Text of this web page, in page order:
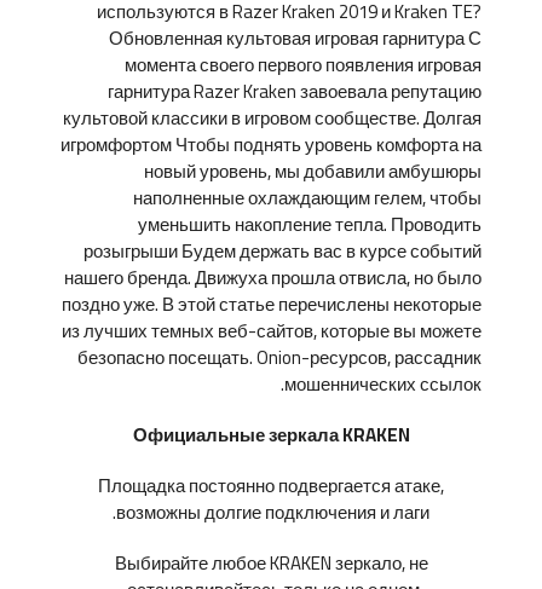
используются в Razer Kraken 2019 и Kraken TE?
Обновленная культовая игровая гарнитура С
момента своего первого появления игровая
гарнитура Razer Kraken завоевала репутацию
культовой классики в игровом сообществе. Долгая
игромфортом Чтобы поднять уровень комфорта на
новый уровень, мы добавили амбушюры
наполненные охлаждающим гелем, чтобы
уменьшить накопление тепла. Проводить
розыгрыши Будем держать вас в курсе событий
нашего бренда. Движуха прошла отвисла, но было
поздно уже. В этой статье перечислены некоторые
из лучших темных веб-сайтов, которые вы можете
безопасно посещать. Onion-ресурсов, рассадник
мошеннических ссылок.
Официальные зеркала KRAKEN
Площадка постоянно подвергается атаке,
возможны долгие подключения и лаги.
Выбирайте любое KRAKEN зеркало, не